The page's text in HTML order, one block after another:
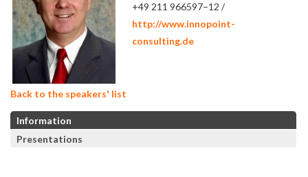
+49 211 966597–12 /
http://www.innopoint-
consulting.de
Back to the speakers' list
Information
Presentations